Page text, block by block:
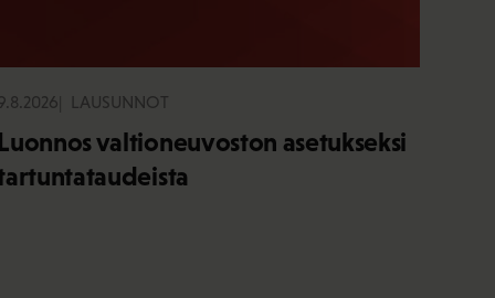
LAUSUNNOT
valtioneuvoston asetukseksi